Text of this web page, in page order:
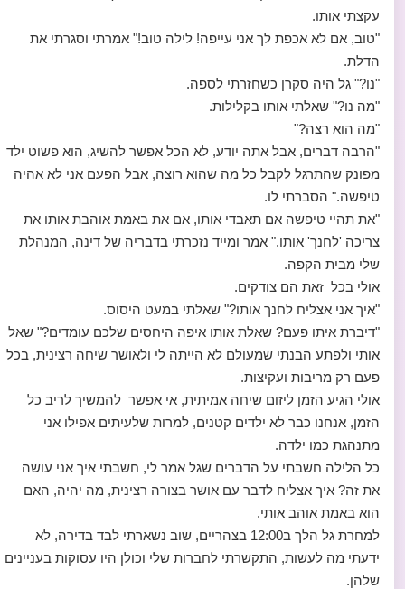
עקצתי אותו.
"טוב, אם לא אכפת לך אני עייפה! לילה טוב!" אמרתי וסגרתי את
הדלת.
"נו?" גל היה סקרן כשחזרתי לספה.
"מה נו?" שאלתי אותו בקלילות.
"מה הוא רצה?"
"הרבה דברים, אבל אתה יודע, לא הכל אפשר להשיג, הוא פשוט ילד
מפונק שהתרגל לקבל כל מה שהוא רוצה, אבל הפעם אני לא אהיה
טיפשה." הסברתי לו.
"את תהיי טיפשה אם תאבדי אותו, אם את באמת אוהבת אותו את
צריכה 'לחנך' אותו." אמר ומייד נזכרתי בדבריה של דינה, המנהלת
שלי מבית הקפה.
אולי בכל זאת הם צודקים.
"איך אני אצליח לחנך אותו?" שאלתי במעט היסוס.
"דיברת איתו פעם? שאלת אותו איפה היחסים שלכם עומדים?" שאל
אותי ולפתע הבנתי שמעולם לא הייתה לי ולאושר שיחה רצינית, בכל
פעם רק מריבות ועקיצות.
אולי הגיע הזמן ליזום שיחה אמיתית, אי אפשר להמשיך לריב כל
הזמן, אנחנו כבר לא ילדים קטנים, למרות שלעיתים אפילו אני
מתנהגת כמו ילדה.
כל הלילה חשבתי על הדברים שגל אמר לי, חשבתי איך אני עושה
את זה? איך אצליח לדבר עם אושר בצורה רצינית, מה יהיה, האם
הוא באמת אוהב אותי.
למחרת גל הלך ב12:00 בצהריים, שוב נשארתי לבד בדירה, לא
ידעתי מה לעשות, התקשרתי לחברות שלי וכולן היו עסוקות בעניינים
שלהן.